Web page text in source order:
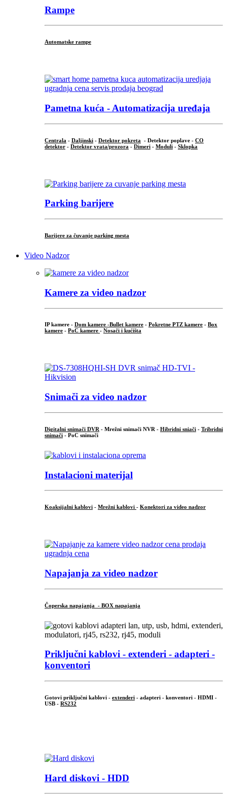
Rampe
Automatske rampe
Pametna kuća - Automatizacija uređaja
Centrala - Daljinski - Detektor pokreta - Detektor poplave - CO
detektor - Detektor vrata/prozora - Dimeri - Moduli - Sklopka
Parking barijere
Barijere za čuvanje parking mesta
Video Nadzor
Kamere za video nadzor
IP kamere - Dom kamere -Bullet kamere - Pokretne PTZ kamere - Box
kamere - PoC kamere - Nosači i kućišta
Snimači za video nadzor
Digitalni snimači DVR - Mrežni snimači NVR - Hibridni sniači - Tribridni
snimači - PoC snimači
Instalacioni materijal
Koaksijalni kablovi - Mrežni kablovi - Konektori za video nadzor
Napajanja za video nadzor
Čoperska napajanja - BOX napajanja
Priključni kablovi - extenderi - adapteri -
konventori
Gotovi priključni kablovi - extenderi - adapteri - konventori - HDMI -
USB - RS232
Hard diskovi - HDD